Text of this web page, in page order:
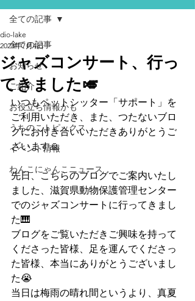
全ての記事
お知らせ
ご紹介
お役立ち情報かも
うちのこトピックス
イベント情報
わんこにゃんこニュース
全ての記事
ジャズコンサート、行っ
てきました🎺
dio-lake
2023年7月4日
いつもペットシッター「サポート」を
ご利用いただき、また、つたないブロ
グにお付き合いいただきありがとうご
ざいます🙏
先日、こちらのブログでご案内いたし
ました、滋賀県動物保護管理センター
でのジャズコンサートに行ってきまし
た🎹
ブログをご覧いただきご興味を持って
くださった皆様、足を運んでくださっ
た皆様、本当にありがとうございまし
た😭
当日は梅雨の晴れ間というより、真夏